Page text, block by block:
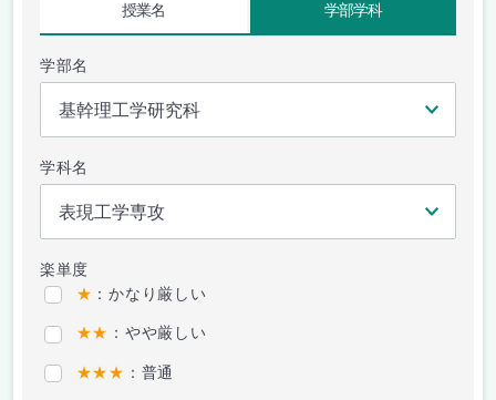
授業名 学部学科
学部名
学科名
楽単度
★ ：かなり厳しい
★★ ：やや厳しい
★★★ ：普通